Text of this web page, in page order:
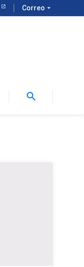
Correo arrow_drop_down
search